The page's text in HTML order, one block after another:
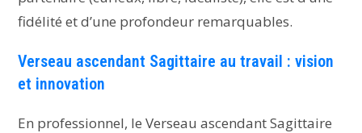
fidélité et d’une profondeur remarquables.
Verseau ascendant Sagittaire au travail : vision
et innovation
En professionnel, le Verseau ascendant Sagittaire